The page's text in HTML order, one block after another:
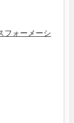
フォーメーシ